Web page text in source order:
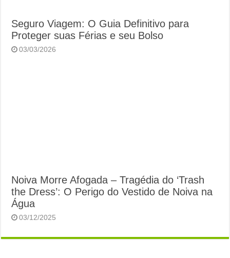
Seguro Viagem: O Guia Definitivo para
Proteger suas Férias e seu Bolso
03/03/2026
Noiva Morre Afogada – Tragédia do ‘Trash
the Dress’: O Perigo do Vestido de Noiva na
Água
03/12/2025